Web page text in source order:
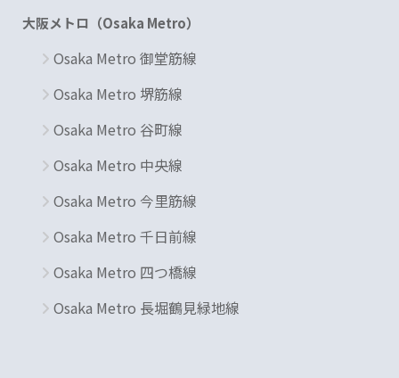
大阪メトロ（Osaka Metro）
Osaka Metro 御堂筋線
Osaka Metro 堺筋線
Osaka Metro 谷町線
Osaka Metro 中央線
Osaka Metro 今里筋線
Osaka Metro 千日前線
Osaka Metro 四つ橋線
Osaka Metro 長堀鶴見緑地線